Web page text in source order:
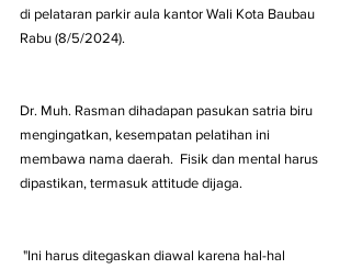
di pelataran parkir aula kantor Wali Kota Baubau
Rabu (8/5/2024).
Dr. Muh. Rasman dihadapan pasukan satria biru
mengingatkan, kesempatan pelatihan ini
membawa nama daerah.  Fisik dan mental harus
dipastikan, termasuk attitude dijaga.
"Ini harus ditegaskan diawal karena hal-hal